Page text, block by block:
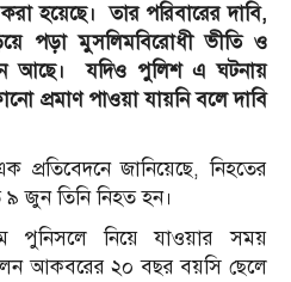
হয়েছে। তার পরিবারের দাবি,
পড়া মুসলিমবিরোধী ভীতি ও
আছে। যদিও পুলিশ এ ঘটনায়
প্রমাণ পাওয়া যায়নি বলে দাবি
প্রতিবেদনে জানিয়েছে, নিহতের
জুন তিনি নিহত হন।
পুনিসলে নিয়ে যাওয়ার সময়
আকবরের ২০ বছর বয়সি ছেলে